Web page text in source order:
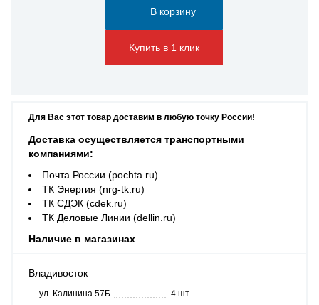
Купить в 1 клик
Для Вас этот товар доставим в любую точку России!
Доставка осуществляется транспортными
компаниями:
Почта России (pochta.ru)
ТК Энергия (nrg-tk.ru)
ТК СДЭК (cdek.ru)
ТК Деловые Линии (dellin.ru)
Наличие в магазинах
Владивосток
ул. Калинина 57Б
4 шт.